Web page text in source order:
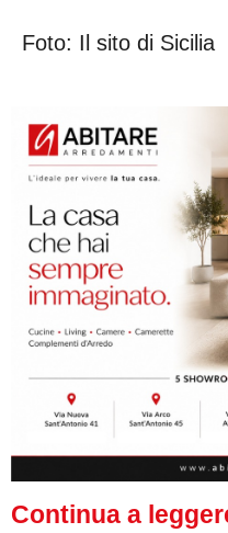
Foto: Il sito di Sicilia
Continua a